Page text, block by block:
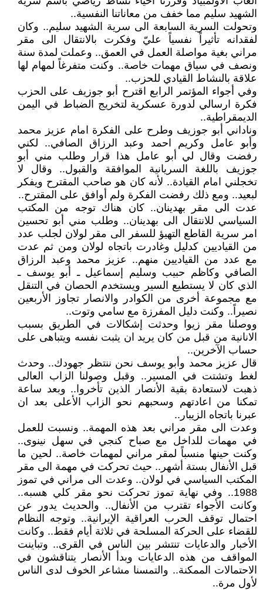
الشهيد سليم مما خفف من معاناتنا النفسية..
وتحولت السرية السابعة الى سرية الشهيد سليم.. وكان
لفقدانه تأثيراً نفسياً عليّ وفكرت بالانتقال الى مقر
مراني بغية مواصلة العمل في العمق.. وعملت لمدة سنة
ونصف في سياق مهمات خاصة.. وكنت متفرغاً لمهام لها
علاقة بالنشاط القيادي للحزب..
وفي أجواء المؤتمر الرابع اقترح أبو جوزيف على الحزب
فكرة ارسالي لدورة عسكرية لتخريج الضباط في اليمن
الديمقراطية..
وناداني أبو جوزيف وطرح على الفكرة امام عزيز محمد
وأبو عامل وكريم احمد وعبد الرزاق الصافي.. لكني
رفضت وقال لي أبو عامل هذا قرار وطلب مني أبو
جوزيف باللغة السريانية الموافقة والقبول.. وقال لا
تخجلني امام القيادة.. لأنه كان هو صاحب المقترح ويفكر
لبعيد.. ومع ذلك رفضت الفكرة ولم أوافق على المقترح..
عدت الى مقر بهدينان.. كان هناك توجه من المكتب
السياسي للانتقال الى بهدينان.. وطلب مني أبو تحسين
امر سرية القاطع التهيؤ للسفر الى مقر لولان لجلب عدد
من القياديين كدليل وغادرت باتجاه لولان ومن ثم عدت
مع عدد من القياديين منهم.. عزيز محمد وعبد الرزاق
الصافي وكاظم حبيب وسليم إسماعيل ـ أبو يوسف ـ
الذي كان لا يستطيع السير ويستخدم الحصان في التنقل
مع مجموعة أخرى من الكوادر والانصار تجاوز الأربعين
نصيراً.. وكنت دليل المفرزة مع سامي وتوت..
ووصلنا مقر زيوا وحدثت إشكالات في الطريق بسبب
الانانية من قبل من كان يريد ان يثبت نفسه ويتباهى على
حساب الآخرين..
قال عزيز محمد وأبو يوسف نحن ننتظر جهودك.. وحدث
لغط وتشتت في المسير.. وقبل وصولنا الزاب العالى
ذهبت لاستعادة بقية الأنصار الذين تأخروا.. وبعد ساعة
تمكنا من اعادتهم وسحبهم نحو الزاب الأعلى بعد ان
عبرنا باتجاه الزيبار..
وعدت الى مقر مراني بعد هذه المهمة.. ونسبت للعمل
في مهمات للداخل مع صباح كنجي في سهل نينوى..
وكنت حينها منسباً لمقر مراني لمهمات خاصة.. لحين ما
قبل الأنفال بستة أشهر.. حيث تحركت في مهمة الى مقر
المكتب السياسي في لولان.. وعدت الى مراني في تموز
1988.. وفي نهاية تموز تحركت نحو مقر كلي هسبه..
وكانت الأجواء تقترب من الأنفال.. والحديث يدور عن
احتمال توقف الحرب العراقية الإيرانية.. وتوجه النظام
للقضاء على الحركة المسلحة في ثلاثة أيام فقط.. وكانت
الأخبار والدعايات تنتشر بين الناس في القرى.. وتباينت
المواقف من هذه الدعايات وبدأ الأنصار يتناقشون في
الاحتمالات الممكنة.. والتمسنا مشاعر الخوف لدى الناس
لأول مرة..